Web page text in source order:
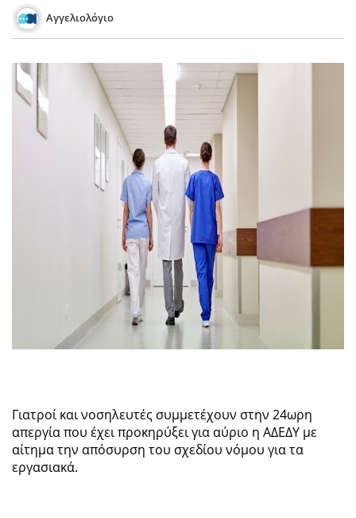
Αγγελιολόγιο
Γιατροί και νοσηλευτές συμμετέχουν στην 24ωρη
απεργία που έχει προκηρύξει για αύριο η ΑΔΕΔΥ με
αίτημα την απόσυρση του σχεδίου νόμου για τα
εργασιακά.